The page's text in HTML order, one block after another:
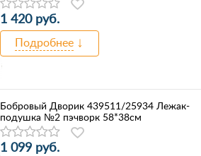
1 420 руб.
Подробнее
Бобровый Дворик 439511/25934 Лежак-
подушка №2 пэчворк 58*38см
1 099 руб.